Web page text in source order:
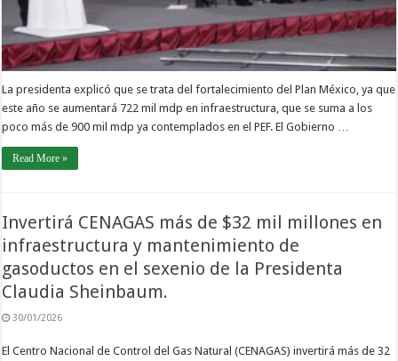
La presidenta explicó que se trata del fortalecimiento del Plan México, ya que
este año se aumentará 722 mil mdp en infraestructura, que se suma a los
poco más de 900 mil mdp ya contemplados en el PEF. El Gobierno …
Read More »
Invertirá CENAGAS más de $32 mil millones en
infraestructura y mantenimiento de
gasoductos en el sexenio de la Presidenta
Claudia Sheinbaum.
30/01/2026
El Centro Nacional de Control del Gas Natural (CENAGAS) invertirá más de 32